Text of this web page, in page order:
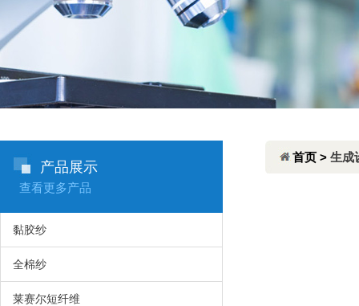
产品展示
查看更多产品
黏胶纱
全棉纱
莱赛尔短纤维
首页 > 生成